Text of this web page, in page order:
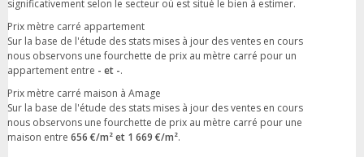
significativement selon le secteur où est situé le bien à estimer.
Prix mètre carré appartement
Sur la base de l'étude des stats mises à jour des ventes en cours
nous observons une fourchette de prix au mètre carré pour un
appartement entre - et -.
Prix mètre carré maison à Amage
Sur la base de l'étude des stats mises à jour des ventes en cours
nous observons une fourchette de prix au mètre carré pour une
maison entre 656 €/m² et 1 669 €/m².